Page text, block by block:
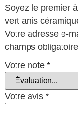
Soyez le premier
vert anis
Votre adresse e-
champs
Votre note *
Votre avis *